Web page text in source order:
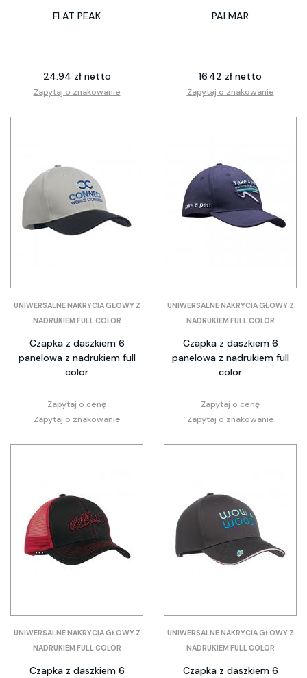
FLAT PEAK
24.94 zł netto
Zapytaj o znakowanie
PALMAR
16.42 zł netto
Zapytaj o znakowanie
UNIWERSALNE NAKRYCIA GŁOWY Z
NADRUKIEM FULL COLOR
Czapka z daszkiem 6
panelowa z nadrukiem full
color
Zapytaj o cenę
Zapytaj o znakowanie
UNIWERSALNE NAKRYCIA GŁOWY Z
NADRUKIEM FULL COLOR
Czapka z daszkiem 6
panelowa z nadrukiem full
color
Zapytaj o cenę
Zapytaj o znakowanie
UNIWERSALNE NAKRYCIA GŁOWY Z
NADRUKIEM FULL COLOR
Czapka z daszkiem 6
UNIWERSALNE NAKRYCIA GŁOWY Z
NADRUKIEM FULL COLOR
Czapka z daszkiem 6